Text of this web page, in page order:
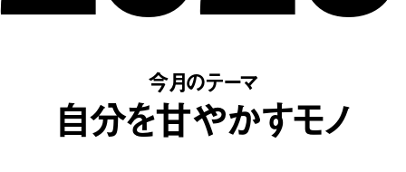
今月のテーマ
自分を甘やかすモノ